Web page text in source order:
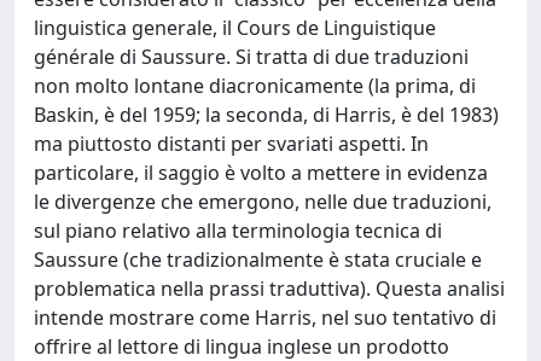
linguistica generale, il Cours de Linguistique
générale di Saussure. Si tratta di due traduzioni
non molto lontane diacronicamente (la prima, di
Baskin, è del 1959; la seconda, di Harris, è del 1983)
ma piuttosto distanti per svariati aspetti. In
particolare, il saggio è volto a mettere in evidenza
le divergenze che emergono, nelle due traduzioni,
sul piano relativo alla terminologia tecnica di
Saussure (che tradizionalmente è stata cruciale e
problematica nella prassi traduttiva). Questa analisi
intende mostrare come Harris, nel suo tentativo di
offrire al lettore di lingua inglese un prodotto